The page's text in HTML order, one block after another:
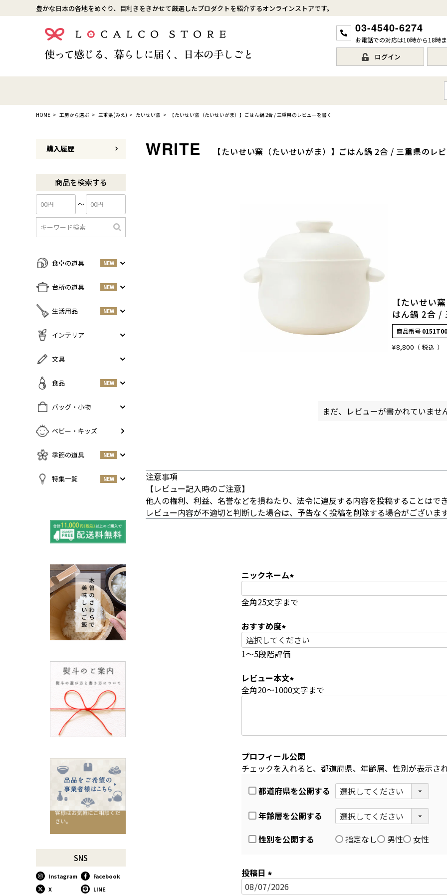
豊かな日本の各地をめぐり、目利きをきかせて厳選したプロダクトを紹介するオンラインストアです。
03-4540-6274
お電話での対応は10時から18時
ログイン
HOME 工房から選ぶ 三重県(みえ) たいせい窯 【たいせい窯（たいせいがま）】ごはん鍋 2合 / 三重県のレビューを書く
購入履歴
商品を検索する
〜
検
食卓の道具 NEW
すべての商品をみる
丼・小鉢
グラス・タンブラー
NEW
トレイ・コースター・鍋しき
お弁当グッズ
ポット・鉄瓶
台所の道具 NEW
すべての商品をみる
鍋・フライパン
NEW
調理器具
保存容器
その他キッチンツール
生活用品 NEW
すべての商品をみる
美容ケア
NEW
インテリア
すべての商品をみる
香・ろうそく
文具
すべての商品をみる
PCアクセサリー
食品 NEW
すべての商品を見る
コーヒー NEW
NEW
バッグ・小物
すべての商品をみる
名刺入れ・カードケース
ベビー・キッズ
季節の道具 NEW
すべての商品をみる
秋
特集一覧 NEW
よくある質問〈ほうき
全般〉
NEW
方
棕櫚箒と江戸箒の違い NEW
江戸箒の特徴 NEW
棕櫚箒の特徴 NEW
箒で見直す暮らしの基
準
NEW
ノスタルジックな肥前びーど
SUSgalleryと過ごす至福の時
千切りピーラーで仕込んでみ
星座マグでくつろぎのひとと
コーヒーミルで格別な1杯を
味わう
行平鍋があればたいていのこ
とは大丈夫。
馬毛歯ブラシがオススメな理
お祝い事に欠かせない「ミニ
使い込んで育てる道具、卵焼
き鍋
SNS
Instagram
Facebook
X
LINE
【たいせい窯（たいせいがま）】ごはん鍋 2合 / 三重県のレ
【たいせい
はん鍋 2合 /
商品番号
¥8,800 税込
まだ、レビューが書かれていませ
注意事項
【レビュー記入時のご注意】
他人の権利、利益、名誉などを損ねたり、法令に違反する内容を投稿することはで
レビュー内容が不適切と判断した場合は、予告なく投稿を削除する場合がございま
ニックネーム
必
全角25文字まで
おすすめ度
(
必
)
1～5段階評価
レビュー本文
(
全角20～1000文字まで
プロフィール公開
チェックを入れると、都道府県、年齢層、性別が表示さ
都道府県を公開する
年齢層を公開する
性別を公開する
指定なし 男性 女性
投稿日
(